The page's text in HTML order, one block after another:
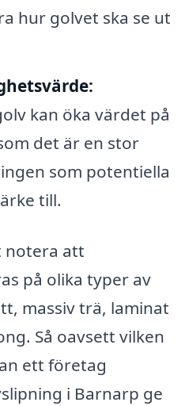
hur golvet ska se ut
kan öka värdet på
det är en stor
som potentiella
till.
notera att
på olika typer av
massiv trä, laminat
Så oavsett vilken
ett företag
i Barnarp ge